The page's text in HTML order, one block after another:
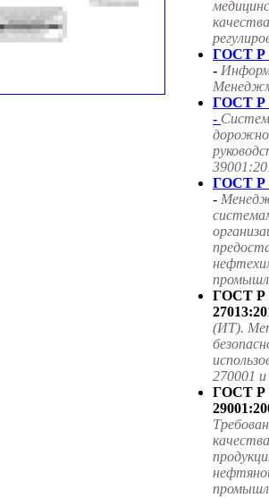
ГОСТ Р
-
ГОСТ Р
-
ГОСТ Р
-
ГОСТ
(ИТ).
270001
ГОСТ